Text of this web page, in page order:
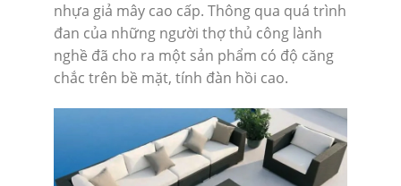
nhựa giả mây cao cấp. Thông qua quá trình
đan của những người thợ thủ công lành
nghề đã cho ra một sản phẩm có độ căng
chắc trên bề mặt, tính đàn hồi cao.